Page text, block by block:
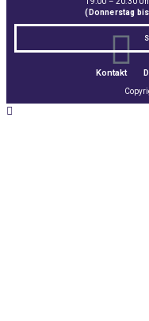
(Donnerstag
Kontakt